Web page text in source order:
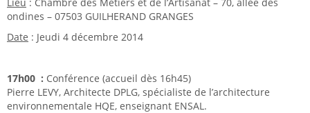
ondines – 07503 GUILHERAND GRANGES
Date : Jeudi 4 décembre 2014
17h00 : Conférence (accueil dès 16h45)
Pierre LEVY, Architecte DPLG, spécialiste de l’architecture
environnementale HQE, enseignant ENSAL.